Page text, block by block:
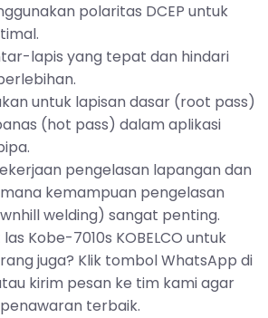
polaritas DCEP untuk
lapis yang tepat dan hindari
untuk lapisan dasar (root pass)
(hot pass) dalam aplikasi
pengelasan lapangan dan
kemampuan pengelasan
welding) sangat penting.
Kobe-7010s KOBELCO untuk
juga? Klik tombol WhatsApp di
kirim pesan ke tim kami agar
terbaik.